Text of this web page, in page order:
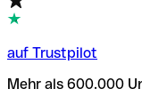
auf Trustpilot
Mehr als 600.000